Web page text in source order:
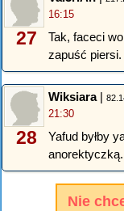
27
16:15
Tak, faceci
zapuść piersi.
28
Wiksiara|
21:30
Yafud byłby
anorektyczką.
Nie